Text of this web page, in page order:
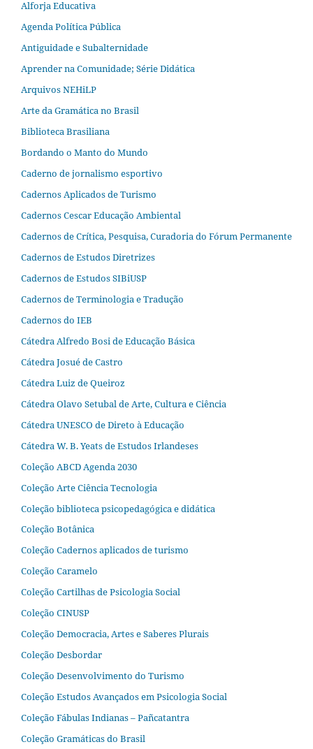
Alforja Educativa
Agenda Política Pública
Antiguidade e Subalternidade
Aprender na Comunidade; Série Didática
Arquivos NEHiLP
Arte da Gramática no Brasil
Biblioteca Brasiliana
Bordando o Manto do Mundo
Caderno de jornalismo esportivo
Cadernos Aplicados de Turismo
Cadernos Cescar Educação Ambiental
Cadernos de Crítica, Pesquisa, Curadoria do Fórum Permanente
Cadernos de Estudos Diretrizes
Cadernos de Estudos SIBiUSP
Cadernos de Terminologia e Tradução
Cadernos do IEB
Cátedra Alfredo Bosi de Educação Básica
Cátedra Josué de Castro
Cátedra Luiz de Queiroz
Cátedra Olavo Setubal de Arte, Cultura e Ciência
Cátedra UNESCO de Direto à Educação
Cátedra W. B. Yeats de Estudos Irlandeses
Coleção ABCD Agenda 2030
Coleção Arte Ciência Tecnologia
Coleção biblioteca psicopedagógica e didática
Coleção Botânica
Coleção Cadernos aplicados de turismo
Coleção Caramelo
Coleção Cartilhas de Psicologia Social
Coleção CINUSP
Coleção Democracia, Artes e Saberes Plurais
Coleção Desbordar
Coleção Desenvolvimento do Turismo
Coleção Estudos Avançados em Psicologia Social
Coleção Fábulas Indianas – Pañcatantra
Coleção Gramáticas do Brasil